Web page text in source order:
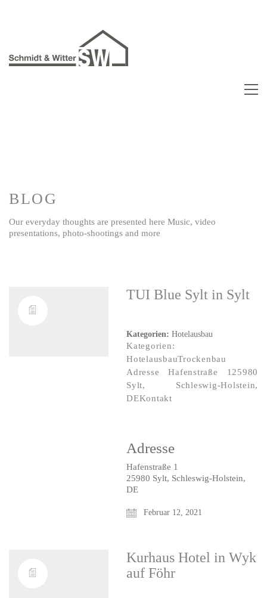
BLOG
Our everyday thoughts are presented here Music, video
presentations, photo-shootings and more
TUI Blue Sylt in Sylt
Kategorien:Hotelausbau
Kategorien:
HotelausbauTrockenbau
Adresse Hafenstraße 125980
Sylt, Schleswig-Holstein,
DEKontakt
Adresse
Hafenstraße 1
25980 Sylt, Schleswig-Holstein,
DE
Februar 12, 2021
Kurhaus Hotel in Wyk
auf Föhr